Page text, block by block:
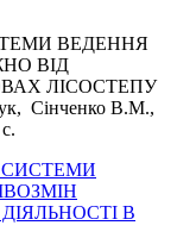
ВЕДЕННЯ
ВІД
ЛІСОСТЕПУ
Сінченко В.М.,
СИСТЕМИ
В